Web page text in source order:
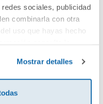
sociales, publicidad
combinarla con otra
uso que hayas hecho
Mostrar detalles
sesión para poder valorarlo